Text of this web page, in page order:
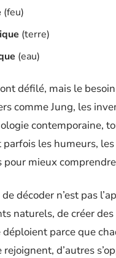
(feu)
(terre)
(eau)
défilé, mais le
comme Jung, les
contemporaine,
les humeurs,
pour mieux
décoder n’est pas
naturels, de créer
déploient parce que
rejoignent, d’autres